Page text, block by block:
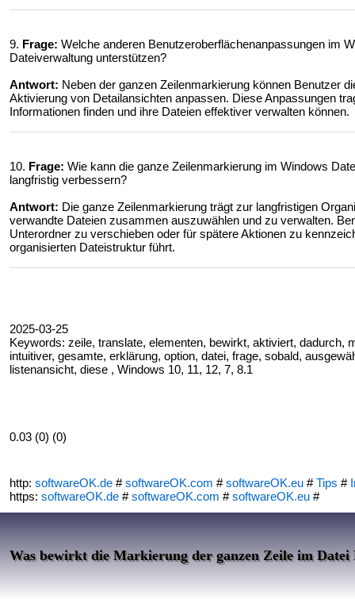
9. Frage: Welche anderen Benutzeroberflächenanpassungen im
Dateiverwaltung unterstützen?
Antwort: Neben der ganzen Zeilenmarkierung können Benutzer
Aktivierung von Detailansichten anpassen. Diese Anpassungen
Informationen finden und ihre Dateien effektiver verwalten können.
10. Frage: Wie kann die ganze Zeilenmarkierung im Windows
langfristig verbessern?
Antwort: Die ganze Zeilenmarkierung trägt zur langfristigen
verwandte Dateien zusammen auszuwählen und zu verwalten.
Unterordner zu verschieben oder für spätere Aktionen zu
organisierten Dateistruktur führt.
2025-03-25
Keywords: zeile, translate, elementen, bewirkt, aktiviert, dadurch,
intuitiver, gesamte, erklärung, option, datei, frage, sobald,
listenansicht, diese , Windows 10, 11, 12, 7, 8.1
0.03 (0) (0)
http: softwareOK.de #softwareOK.com #softwareOK.eu #Tips #
https: softwareOK.de #softwareOK.com #softwareOK.eu #
Was bewirkt die Markierung der ganzen Zeile im Datei